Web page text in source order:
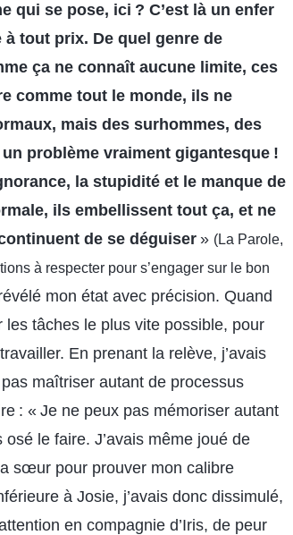
qui se pose, ici ? C’est là un enfer
tout prix. De quel genre de
ça ne connaît aucune limite, ces
comme tout le monde, ils ne
mais des surhommes, des
problème vraiment gigantesque !
la stupidité et le manque de
ils embellissent tout ça, et ne
de se déguiser » (La Parole,
à respecter pour s’engager sur le bon
mon état avec précision. Quand
les tâches le plus vite possible, pour
En prenant la relève, j’avais
maîtriser autant de processus
: « Je ne peux pas mémoriser autant
le faire. J’avais même joué de
sœur pour prouver mon calibre
à Josie, j’avais donc dissimulé,
en compagnie d’Iris, de peur